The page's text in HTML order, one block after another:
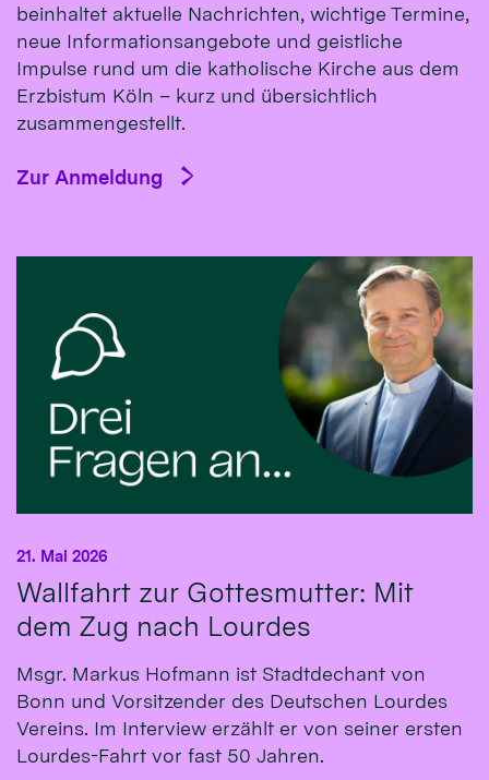
beinhaltet aktuelle Nachrichten, wichtige Termine,
neue Informationsangebote und geistliche
Impulse rund um die katholische Kirche aus dem
Erzbistum Köln – kurz und übersichtlich
zusammengestellt.
Zur Anmeldung
Wallfahrt zur Gottesmutter: Mit
dem Zug nach Lourdes
21. Mai 2026
Msgr. Markus Hofmann ist Stadtdechant von
Bonn und Vorsitzender des Deutschen Lourdes
Vereins. Im Interview erzählt er von seiner ersten
Lourdes-Fahrt vor fast 50 Jahren.